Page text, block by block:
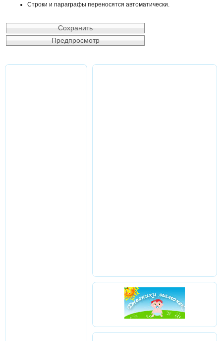
Строки и параграфы переносятся автоматически.